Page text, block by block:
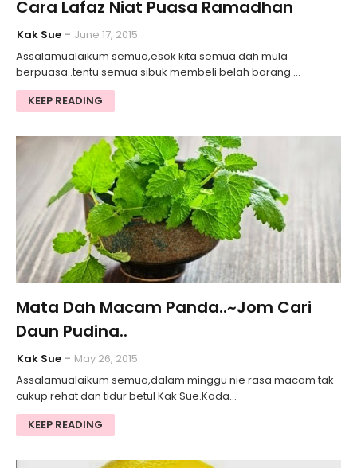
Cara Lafaz Niat Puasa Ramadhan
Kak Sue
June 17, 2015
Assalamualaikum semua,esok kita semua dah mula
berpuasa..tentu semua sibuk membeli belah barang …
KEEP READING
Mata Dah Macam Panda..~Jom Cari
Daun Pudina..
Kak Sue
May 26, 2015
Assalamualaikum semua,dalam minggu nie rasa macam tak
cukup rehat dan tidur betul Kak Sue.Kada…
KEEP READING